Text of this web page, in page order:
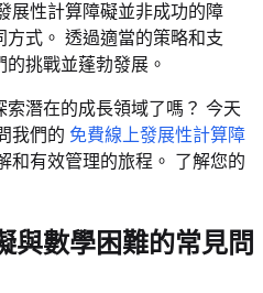
展性計算障礙並非成功的障
式。 透過適當的策略和支
挑戰並蓬勃發展。
潛在的成長領域了嗎？ 今天
我們的 免費線上發展性計算障
和有效管理的旅程。 了解您的
與數學困難的常見問